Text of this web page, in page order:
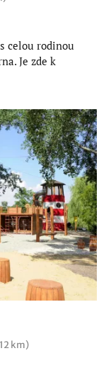
celou rodinou
Je zde k
km)